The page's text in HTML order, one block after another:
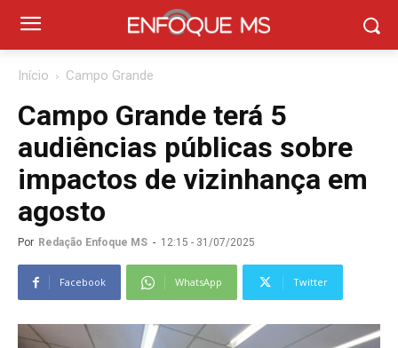
Início Campo Grande
Campo Grande terá 5
audiências públicas sobre
impactos de vizinhança em
agosto
Por Redação Enfoque MS - 12:15 - 31/07/2025
Facebook WhatsApp Twitter